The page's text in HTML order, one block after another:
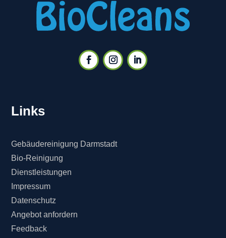
Links
Gebäudereinigung Darmstadt
Bio-Reinigung
Dienstleistungen
Impressum
Datenschutz
Angebot anfordern
Feedback